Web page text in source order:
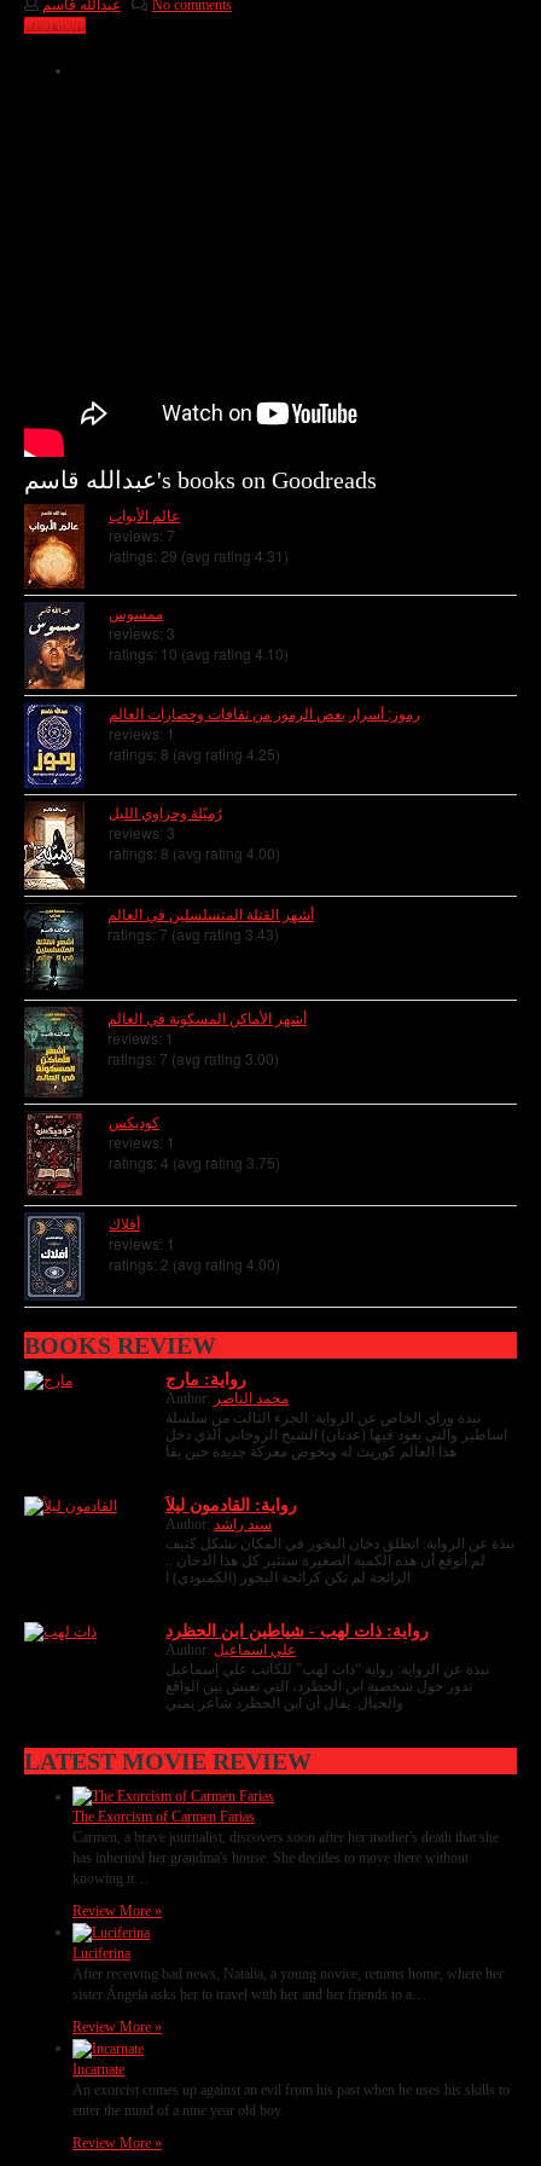
عبدالله قاسم
No comments
Read more
عبدالله قاسم's books on Goodreads
عالم الأبواب
reviews: 7
ratings: 29 (avg rating 4.31)
ممسوس
reviews: 3
ratings: 10 (avg rating 4.10)
رموز: أسرار بعض الرموز من ثقافات وحضارات العالم
reviews: 1
ratings: 8 (avg rating 4.25)
رُميّلة وحزاوي الليل
reviews: 3
ratings: 8 (avg rating 4.00)
أشهر القتلة المتسلسلين في العالم
ratings: 7 (avg rating 3.43)
أشهر الأماكن المسكونة في العالم
reviews: 1
ratings: 7 (avg rating 3.00)
كوديكس
reviews: 1
ratings: 4 (avg rating 3.75)
أفلاك
reviews: 1
ratings: 2 (avg rating 4.00)
BOOKS REVIEW
رواية: مارج
Author: محمد الناصر
نبذة وراي الخاص عن الرواية: الجزء الثالث من سلسلة
اساطير والتي يعود فيها (عدنان) الشيخ الروحاني الذي دخل
هذا العالم كوريث له ويخوض معركة جديدة حين يقا
رواية: القادمون ليلاً
Author: سند راشد
نبذة عن الرواية: انطلق دخان البخور في المكان بشكل كثيف
لم أتوقع أن هذه الكمية الصغيرة ستثير كل هذا الدخان ..
الرائحة لم تكن كرائحة البخور (الكمبودي) ا
رواية: ذات لهب - شياطين ابن الحظرد
Author: علي اسماعيل
نبذة عن الرواية: رواية “ذات لهب” للكاتب علي إسماعيل
تدور حول شخصية ابن الحظرد، التي تعيش بين الواقع
والخيال. يقال أن ابن الحظرد شاعر يمني
LATEST MOVIE REVIEW
The Exorcism of Carmen Farias
Carmen, a brave journalist, discovers soon after her mother's death that she
has inherited her grandma's house. She decides to move there without
knowing it…
Review More »
Luciferina
After receiving bad news, Natalia, a young novice, returns home, where her
sister Ángela asks her to travel with her and her friends to a…
Review More »
Incarnate
An exorcist comes up against an evil from his past when he uses his skills to
enter the mind of a nine year old boy.
Review More »